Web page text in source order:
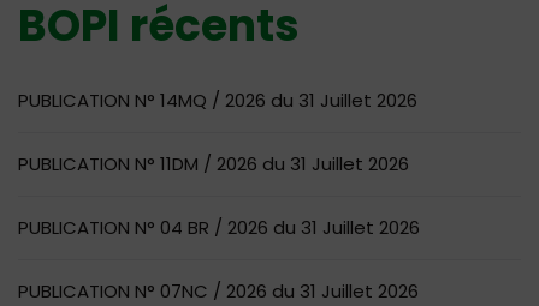
BOPI récents
PUBLICATION N° 14MQ / 2026 du 31 Juillet 2026
PUBLICATION N° 11DM / 2026 du 31 Juillet 2026
PUBLICATION N° 04 BR / 2026 du 31 Juillet 2026
PUBLICATION N° 07NC / 2026 du 31 Juillet 2026